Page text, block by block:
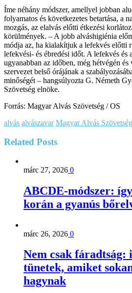
Íme néhány módszer, amellyel jobban
folyamatos és következetes betartása, a
mozgás, az elalvás előtti étkezési
körülmények. – A jobb alváshigiénia
módja az, ha kialakítjuk a lefekvés előtti
lefekvési- és ébredési időt. A lefekvés és
ugyanabban az időben, még hétvégén és
szervezet belső órájának a
minőségét – hangsúlyozta G. Németh
Szövetség elnöke.
Forrás: Magyar Alvás Szövetség / OS
alvás alvászavar Magyar Alvás Szövetség
Related Posts
márc 27, 2026 0
ABCDE‑módszer:
korán a gyanús
márc 26, 2026 0
Nem csak fáradtság:
tünetek, amiket
hagynak